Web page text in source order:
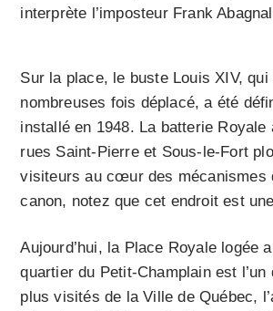
interprète l’imposteur Frank
Sur la place, le buste Louis XIV, qui
nombreuses fois déplacé, a été
installé en 1948. La batterie Royale
rues Saint-Pierre et Sous-le-Fort
visiteurs au cœur des mécanismes
canon, notez que cet endroit est
Aujourd’hui, la Place Royale logée
quartier du Petit-Champlain est
plus visités de la Ville de Québec,